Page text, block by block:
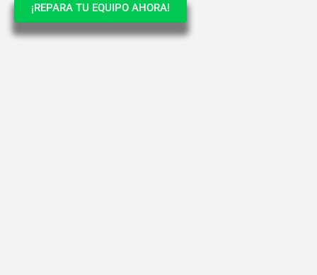
¡REPARA TU EQUIPO AHORA!